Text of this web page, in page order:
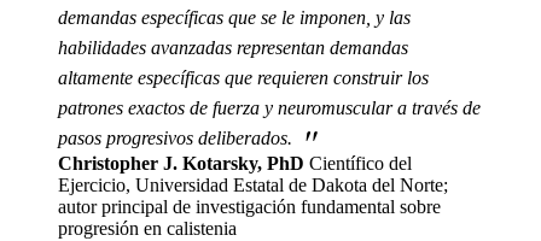
demandas específicas que se le imponen, y las
habilidades avanzadas representan demandas
altamente específicas que requieren construir los
patrones exactos de fuerza y neuromuscular a través de
pasos progresivos deliberados.
"
Christopher J. Kotarsky, PhD Científico del
Ejercicio, Universidad Estatal de Dakota del Norte;
autor principal de investigación fundamental sobre
progresión en calistenia